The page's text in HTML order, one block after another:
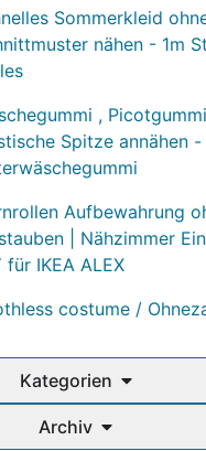
Sommerkleid
nähen - 1m
,
Spitze annähen
Aufbewahrung
| Nähzimmer
für IKEA ALEX
costume /
Kategorien
Archiv